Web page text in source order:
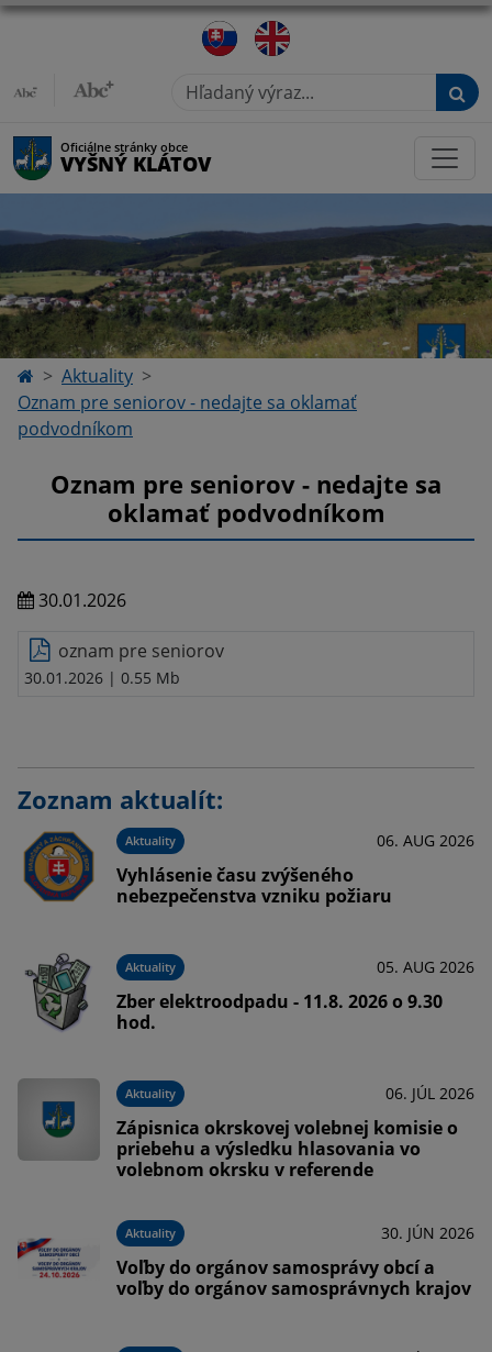
Hľadaný výraz...
Oficiálne stránky obce
VYŠNÝ KLÁTOV
Aktuality
Oznam pre seniorov - nedajte sa oklamať
podvodníkom
Oznam pre seniorov - nedajte sa
oklamať podvodníkom
30.01.2026
oznam pre seniorov
30.01.2026 | 0.55 Mb
Zoznam aktualít:
Aktuality 06. AUG 2026
Vyhlásenie času zvýšeného
nebezpečenstva vzniku požiaru
Aktuality 05. AUG 2026
Zber elektroodpadu - 11.8. 2026 o 9.30
hod.
Aktuality 06. JÚL 2026
Zápisnica okrskovej volebnej komisie o
priebehu a výsledku hlasovania vo
volebnom okrsku v referende
Aktuality 30. JÚN 2026
Voľby do orgánov samosprávy obcí a
voľby do orgánov samosprávnych krajov